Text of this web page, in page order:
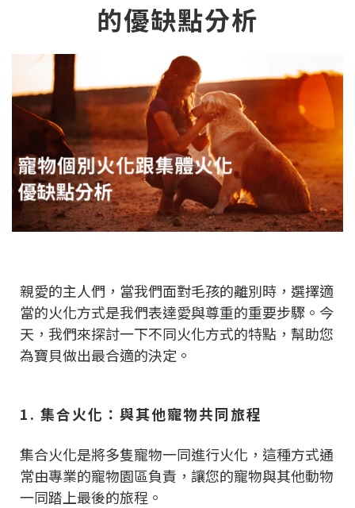
的優缺點分析
親愛的主人們，當我們面對毛孩的離別時，選擇適
當的火化方式是我們表達愛與尊重的重要步驟。今
天，我們來探討一下不同火化方式的特點，幫助您
為寶貝做出最合適的決定。
1. 集合火化：與其他寵物共同旅程
集合火化是將多隻寵物一同進行火化，這種方式通
常由專業的寵物園區負責，讓您的寵物與其他動物
一同踏上最後的旅程。